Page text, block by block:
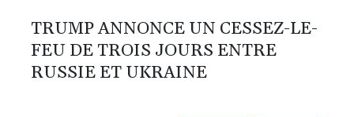
TRUMP ANNONCE UN CESSEZ-LE-
FEU DE TROIS JOURS ENTRE
RUSSIE ET UKRAINE